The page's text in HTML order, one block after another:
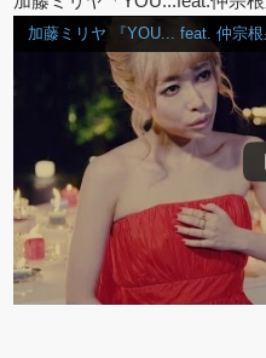
加藤ミリヤ 『YOU... feat. 仲宗